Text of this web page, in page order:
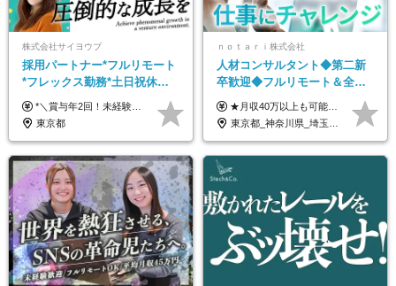
株式会社サイヨウブ
採用パートナー*フルリモート
*フレックス勤務*土日祝休み*
月給28万円～*産育休取得実績
あり*年間休日120日
*＼賞与年2回！未経験から月給28万円スタート／* ★昇給年12回あり！随時昇給のチャンス ◆月給28万～40万円＋賞与年2回＋各種インセンティブ ※経験・スキルを考慮の上、決定します ※試用期間6ヶ月間あり（期間中は月給26万円～になります。その他待遇等に差異はありません） ※月給には月35時間分の固定残業代含む（月5万4800円/超過分別途支給） ※ほとんどのメンバーが残業ゼロです！フレックスタイム制のため、自分の生活に合わせて調整できます。 ＼希望性で土曜日出勤あり／ お客様より「土曜日に応募者の対応をしてほしい」という ご要望を受けた際に、応募者対応⇒求職者との メッセージのやり取りなど、対応が発生する場合があります。 ※土曜日に出勤いただく場合は ・2時間稼働：4500円 ・4時間稼働：9000円 の給与が発生。勤務時間が4時間超えることは原則ありません。 短期間で高い給与をGETできるチャンスです♪
東京都
ｎｏｔａｒｉ株式会社
人材コンサルタント◆第二新
卒歓迎◆フルリモート＆全国
から勤務OK◆残業月10h以内
◆フレックス制
★月収40万以上も可能！ ★能力・スキル・経験を考慮した年収額を設定します ★年功序列ではなく、チャレンジを評価して給与に反映！ ■月給20万円～40万円＋決算賞与 ※経験・スキルを考慮のうえ決定します ※給与にはみなし残業代40時間分を含む。そのほか詳細に関しては別途面接時にご説明します ※試用期間3ヵ月あり。期間中の雇用形態・条件などに差異はありません
東京都_神奈川県_埼玉県_千葉県_大阪府_愛知県_北海道_青森県_岩手県_宮城県_秋田県_山形県_福島県_茨城県_栃木県_群馬県_新潟県_山梨県_長野県_富山県_石川県_福井県_静岡県_岐阜県_三重県_兵庫県_京都府_滋賀県_奈良県_和歌山県_広島県_岡山県_鳥取県_島根県_山口県_徳島県_香川県_愛媛県_高知県_福岡県_熊本県_佐賀県_長崎県_大分県_宮崎県_鹿児島県_沖縄県